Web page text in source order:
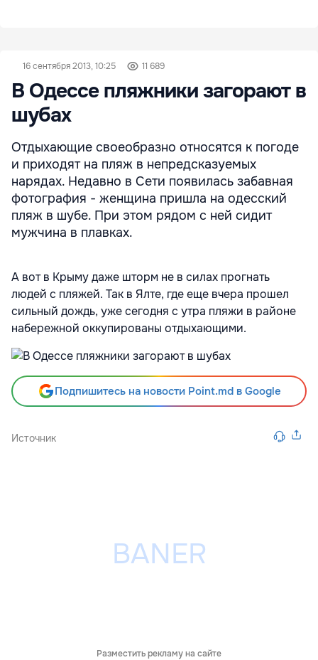
16 сентября 2013, 10:25 11 689
В Одессе пляжники загорают в
шубах
Отдыхающие своеобразно относятся к погоде
и приходят на пляж в непредсказуемых
нарядах. Недавно в Сети появилась забавная
фотография - женщина пришла на одесский
пляж в шубе. При этом рядом с ней сидит
мужчина в плавках.
А вот в Крыму даже шторм не в силах прогнать
людей с пляжей. Так в Ялте, где еще вчера прошел
сильный дождь, уже сегодня с утра пляжи в районе
набережной оккупированы отдыхающими.
Подпишитесь на новости Point.md в Google
Источник
Разместить рекламу на сайте